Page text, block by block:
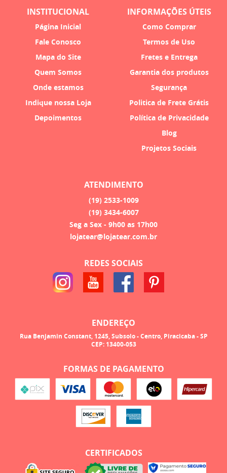
INSTITUCIONAL
Página Inicial
Fale Conosco
Mapa do Site
Quem Somos
Onde estamos
Indique nossa Loja
Depoimentos
INFORMAÇÕES ÚTEIS
Como Comprar
Termos de Uso
Fretes e Entrega
Garantia dos produtos
Segurança
Politica de Frete Grátis
Política de Privacidade
Blog
Projetos Sociais
ATENDIMENTO
(19) 2533-1009
(19) 3434-6007
Seg a Sex - 9h00 as 17h00
lojatear@lojatear.com.br
REDES SOCIAIS
ENDEREÇO
Rua Benjamin Constant, 1245, Subsolo-Centro, Piracicaba-SP
CEP: 13400-053
FORMAS DE PAGAMENTO
CERTIFICADOS